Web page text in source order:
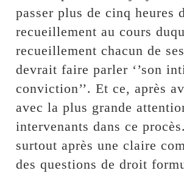
passer plus de cinq heures
recueillement au cours
recueillement chacun de
devrait faire parler ‘’son
conviction’’. Et ce, après
avec la plus grande
intervenants dans ce
surtout après une claire
des questions de droit